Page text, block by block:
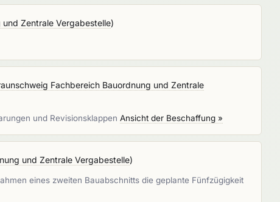
Zentrale Vergabestelle)
Fachbereich Bauordnung und Zentrale
und Revisionsklappen Ansicht der Beschaffung »
und Zentrale Vergabestelle)
eines zweiten Bauabschnitts die geplante Fünfzügigkeit